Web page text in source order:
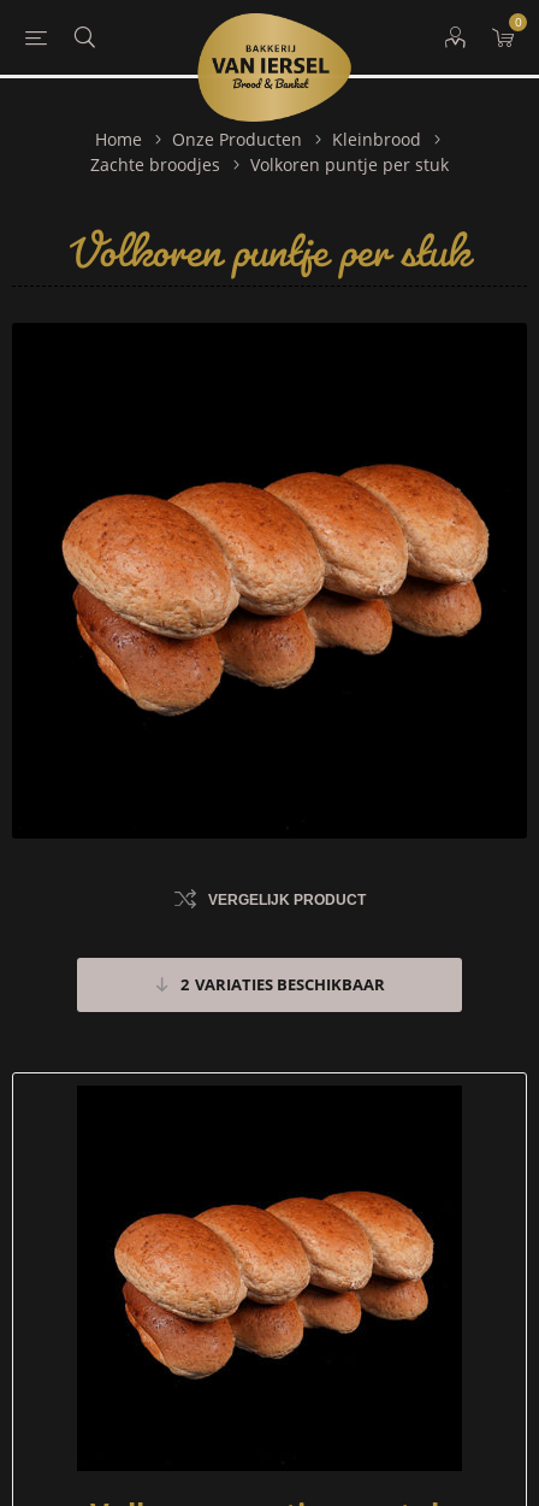
0
Home Onze Producten
Kleinbrood
Zachte broodjes
Volkoren puntje per stuk
Volkoren puntje per stuk
VERGELIJK PRODUCT
2 VARIATIES BESCHIKBAAR